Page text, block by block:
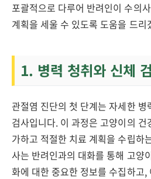
포괄적으로 다루어 반려인이 수의
계획을 세울 수 있도록 도움을 드리
1. 병력 청취와 신체
관절염 진단의 첫 단계는 자세한 병
검사입니다. 이 과정은 고양이의 건
가하고 적절한 치료 계획을 수립하
사는 반려인과의 대화를 통해 고양
화에 대한 중요한 정보를 수집하고,